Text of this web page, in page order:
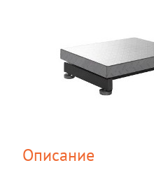
Описание